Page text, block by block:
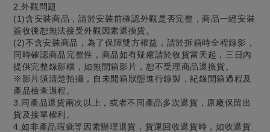
2.外觀問題
(1)含安裝商品，請於安裝前確認外觀是否完整，商品一經安裝
簽收後恕無法接受外觀因素退換貨。
(2)不含安裝商品，為了保障雙方權益，請於拆箱時全程錄影，
同時確認商品完整性，商品如有疑慮請於收貨當天起，三日內
提供完整錄影檔，如無開箱影片，恕不受理商品退換貨。
※影片須清楚拍攝，自未開箱狀態進行錄製，紀錄開箱過程及
產品檢查過程。
3.同產品退貨兩次以上，或者不同產品多次退貨，原廠保留出
貨及接單權利。
4.如非產品瑕疵等因素辦理退貨，貨運回收退貨時，如收退貨